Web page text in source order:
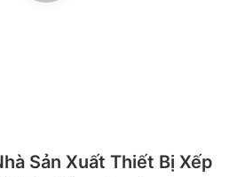
Sản Xuất Thiết Bị Xếp